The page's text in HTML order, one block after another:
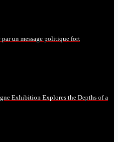
un message politique fort
Exhibition Explores the Depths of a